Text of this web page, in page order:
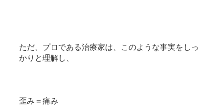
ただ、プロである治療家は、このような事実をしっ
かりと理解し、
歪み＝痛み